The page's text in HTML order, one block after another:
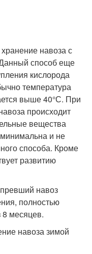
навоза с
способ еще
кислорода
температура
выше 40°С. При
происходит
вещества
и не
способа. Кроме
развитию
навоз
полностью
месяцев.
навоза зимой